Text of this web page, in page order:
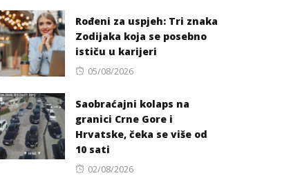
Rođeni za uspjeh: Tri znaka
Zodijaka koja se posebno
ističu u karijeri
Posted
05/08/2026
Saobraćajni kolaps na
granici Crne Gore i
Hrvatske, čeka se više od
10 sati
Posted
02/08/2026